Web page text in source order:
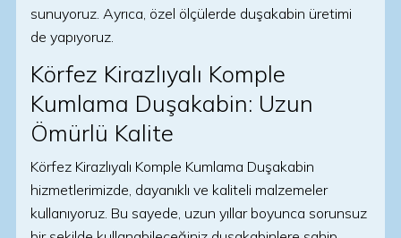
sunuyoruz. Ayrıca, özel ölçülerde duşakabin üretimi
de yapıyoruz.
Körfez Kirazlıyalı Komple
Kumlama Duşakabin: Uzun
Ömürlü Kalite
Körfez Kirazlıyalı Komple Kumlama Duşakabin
hizmetlerimizde, dayanıklı ve kaliteli malzemeler
kullanıyoruz. Bu sayede, uzun yıllar boyunca sorunsuz